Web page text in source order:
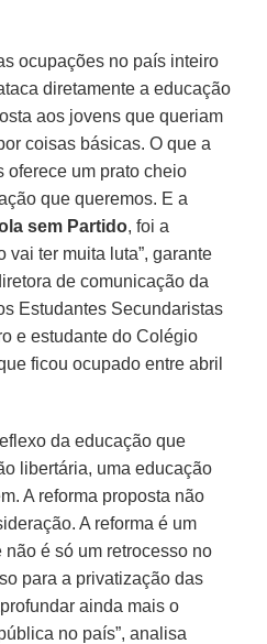
ocupações no país inteiro
diretamente a educação
aos jovens que queriam
coisas básicas. O que a
oferece um prato cheio
que queremos. E a
sem Partido, foi a
vai ter muita luta”, garante
de comunicação da
Estudantes Secundaristas
e estudante do Colégio
ficou ocupado entre abril
da educação que
libertária, uma educação
A reforma proposta não
A reforma é um
é só um retrocesso no
para a privatização das
ainda mais o
no país”, analisa